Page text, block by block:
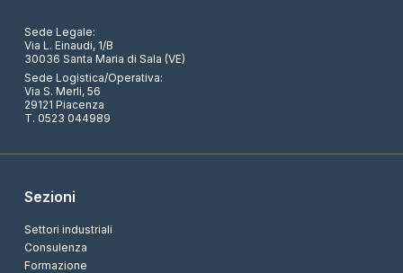
Sede Legale:
Via L. Einaudi, 1/B
30036 Santa Maria di Sala (VE)
Sede Logistica/Operativa:
Via S. Merli, 56
29121 Piacenza
T. 0523 044989
Sezioni
Settori industriali
Consulenza
Formazione